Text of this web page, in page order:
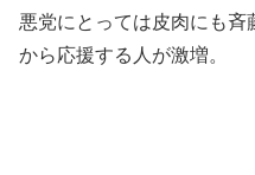
悪党にとっては皮肉にも斉
から応援する人が激増。